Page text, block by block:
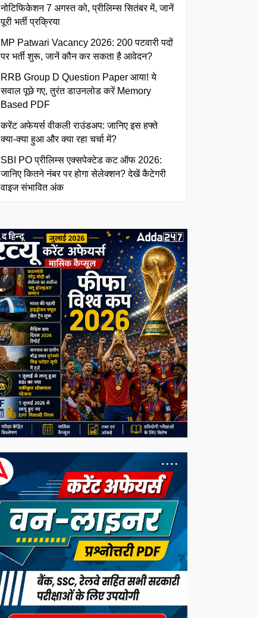
नोटिफिकेशन 7 अगस्त को, प्रीलिम्स सितंबर में, जानें
पूरी भर्ती प्रक्रिया
MP Patwari Vacancy 2026: 200 पटवारी पदों
पर भर्ती शुरू, जानें कौन कर सकता है आवेदन?
RRB Group D Question Paper आया! ये
सवाल पूछे गए, तुरंत डाउनलोड करें Memory
Based PDF
करेंट अफेयर्स वीकली राउंडअप: जानिए इस हफ्ते
क्या-क्या हुआ और क्या रहा चर्चा में?
SBI PO प्रीलिम्स एक्सपेक्टेड कट ऑफ 2026:
जानिए कितने नंबर पर होगा सेलेक्शन? देखें कैटेगरी
वाइज संभावित अंक